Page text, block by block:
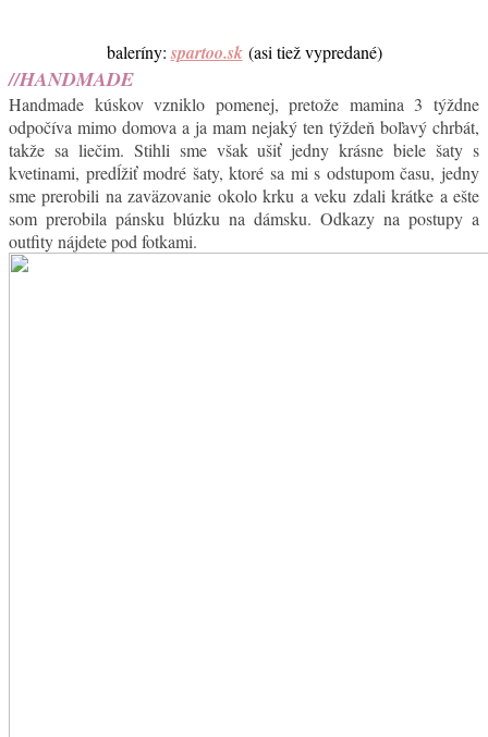
baleríny: spartoo.sk(asi tiež vypredané)
//HANDMADE
Handmade kúskov vzniklo pomenej, pretože mamina 3 týždne
odpočíva mimo domova a ja mam nejaký ten týždeň boľavý chrbát,
takže sa liečim. Stihli sme však ušiť jedny krásne biele šaty s
kvetinami, predĺžiť modré šaty, ktoré sa mi s odstupom času, jedny
sme prerobili na zaväzovanie okolo krku a veku zdali krátke a ešte
som prerobila pánsku blúzku na dámsku. Odkazy na postupy a
outfity nájdete pod fotkami.